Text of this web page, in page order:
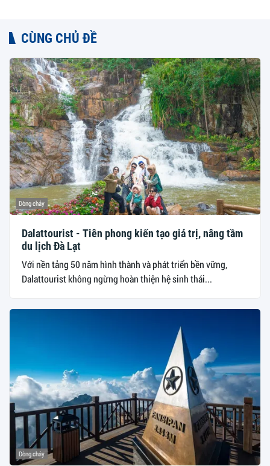
CÙNG CHỦ ĐỀ
Dòng chảy
Dalattourist - Tiên phong kiến tạo giá trị, nâng tầm
du lịch Đà Lạt
Với nền tảng 50 năm hình thành và phát triển bền vững,
Dalattourist không ngừng hoàn thiện hệ sinh thái...
Dòng chảy